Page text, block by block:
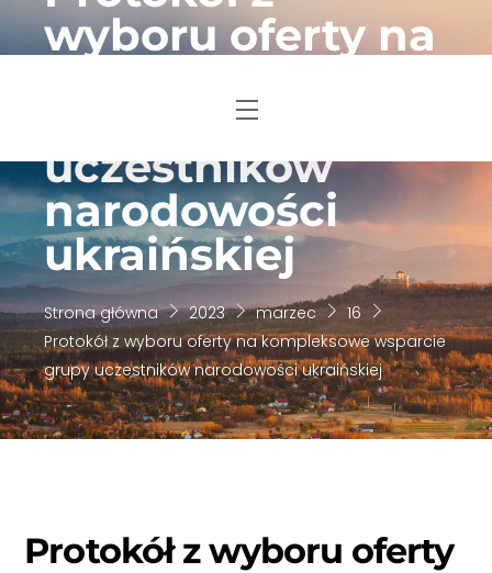
Menu
wyboru oferty na
wsparcie grupy
uczestników
narodowości
ukraińskiej
Strona główna 2023 marzec
16
Protokół z wyboru oferty na kompleksowe wsparcie
grupy uczestników narodowości ukraińskiej
Protokół z wyboru oferty